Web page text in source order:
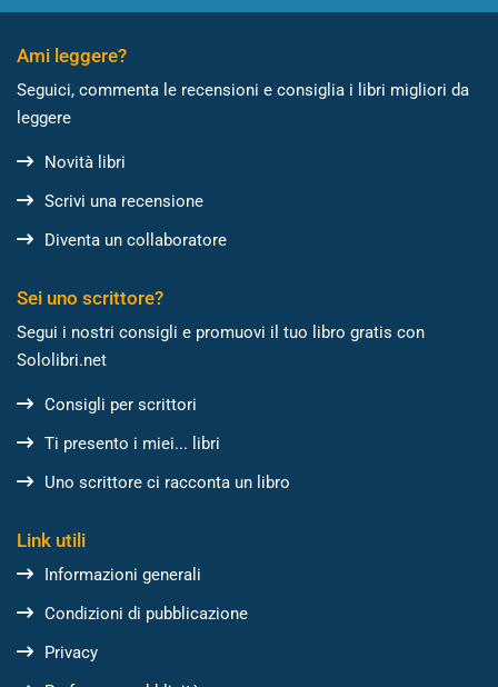
Ami leggere?
Seguici, commenta le recensioni e consiglia i libri migliori da
leggere
Novità libri
Scrivi una recensione
Diventa un collaboratore
Sei uno scrittore?
Segui i nostri consigli e promuovi il tuo libro gratis con
Sololibri.net
Consigli per scrittori
Ti presento i miei... libri
Uno scrittore ci racconta un libro
Link utili
Informazioni generali
Condizioni di pubblicazione
Privacy